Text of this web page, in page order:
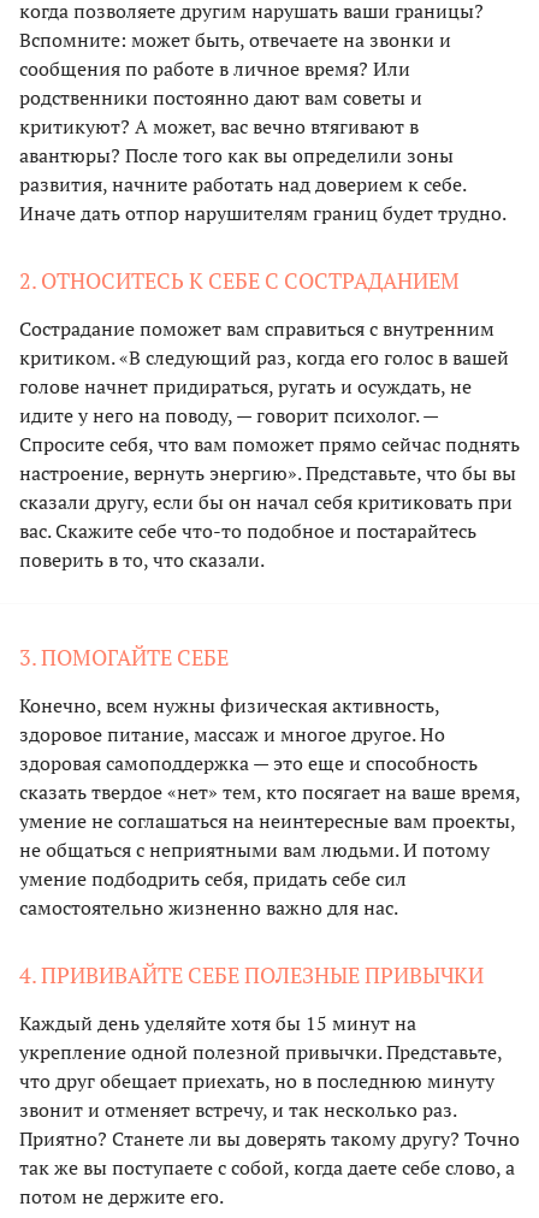
когда позволяете другим нарушать ваши границы?
Вспомните: может быть, отвечаете на звонки и
сообщения по работе в личное время? Или
родственники постоянно дают вам советы и
критикуют? А может, вас вечно втягивают в
авантюры? После того как вы определили зоны
развития, начните работать над доверием к себе.
Иначе дать отпор нарушителям границ будет трудно.
2. ОТНОСИТЕСЬ К СЕБЕ С СОСТРАДАНИЕМ
Сострадание поможет вам справиться с внутренним
критиком. «В следующий раз, когда его голос в вашей
голове начнет придираться, ругать и осуждать, не
идите у него на поводу, — говорит психолог. —
Спросите себя, что вам поможет прямо сейчас поднять
настроение, вернуть энергию». Представьте, что бы вы
сказали другу, если бы он начал себя критиковать при
вас. Скажите себе что-то подобное и постарайтесь
поверить в то, что сказали.
3. ПОМОГАЙТЕ СЕБЕ
Конечно, всем нужны физическая активность,
здоровое питание, массаж и многое другое. Но
здоровая самоподдержка — это еще и способность
сказать твердое «нет» тем, кто посягает на ваше время,
умение не соглашаться на неинтересные вам проекты,
не общаться с неприятными вам людьми. И потому
умение подбодрить себя, придать себе сил
самостоятельно жизненно важно для нас.
4. ПРИВИВАЙТЕ СЕБЕ ПОЛЕЗНЫЕ ПРИВЫЧКИ
Каждый день уделяйте хотя бы 15 минут на
укрепление одной полезной привычки. Представьте,
что друг обещает приехать, но в последнюю минуту
звонит и отменяет встречу, и так несколько раз.
Приятно? Станете ли вы доверять такому другу? Точно
так же вы поступаете с собой, когда даете себе слово, а
потом не держите его.